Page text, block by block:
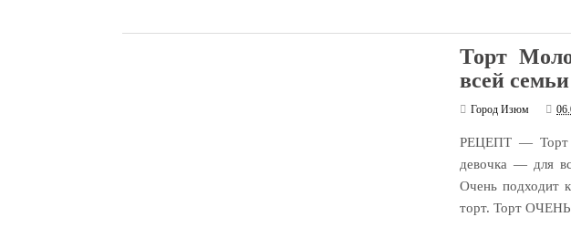
Торт
всей семьи
Город Изюм
РЕЦЕПТ — Торт
девочка — для
Очень подходит
торт. Торт ОЧЕНЬ